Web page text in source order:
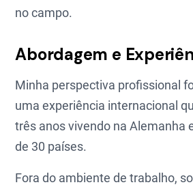
no campo.
Abordagem e
Minha perspectiva profissional
uma experiência internacional
três anos vivendo na Alemanha
de 30 países.
Fora do ambiente de trabalho,